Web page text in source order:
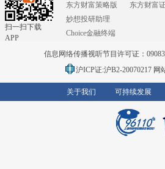
扫一扫下载
APP
东方财富策略版
妙想投研助理
Choice金融终端
东方财富
信息网络传播视听节目许可证：
沪ICP证:沪B2-20070217 网
关于我们 可持续发展